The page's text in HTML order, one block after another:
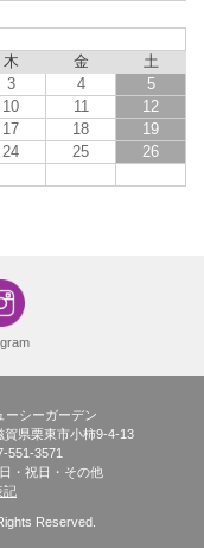
木 金
土
3 4
5
10 11
12
17 18
19
24 25
26
ーシーガーデン
県栗東市小柿9-4-13
551-3571
・祝日・その他
記
Reserved.